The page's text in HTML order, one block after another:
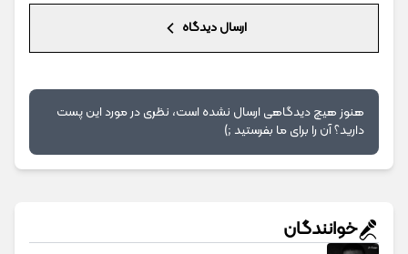
ارسال دیدگاه
هنوز هیچ دیدگاهی ارسال نشده است، نظری در مورد این پست
دارید؟ آن را برای ما بفرستید ;)
خوانندگان